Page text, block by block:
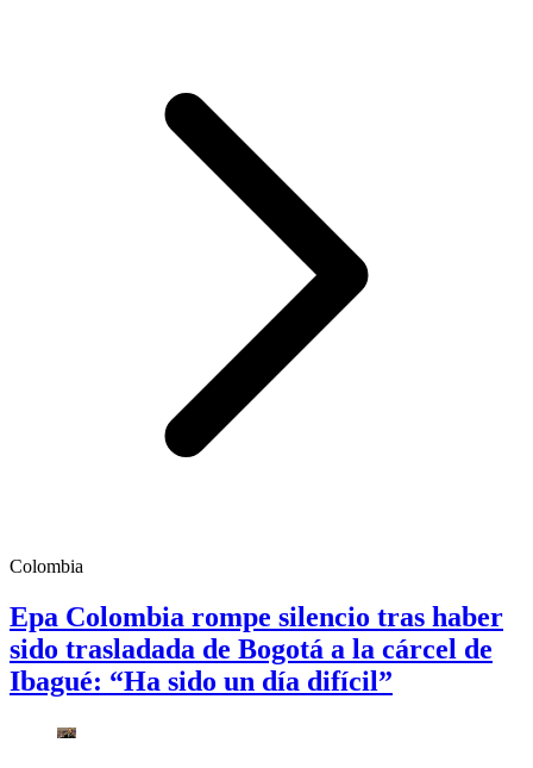
Colombia
Epa Colombia rompe silencio tras haber
sido trasladada de Bogotá a la cárcel de
Ibagué: “Ha sido un día difícil”